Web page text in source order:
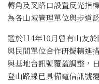
轉角及叉路口設置反光指
為各山域管理單位與步道
鑑於114年10月曾有山友
與民間單位合作研擬精進
與基地台訊號覆蓋調整，
登山路線已具備電信訊號